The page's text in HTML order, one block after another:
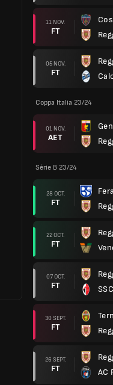
11 NOV.
FT
05 NOV.
FT
Coppa Italia 23/24
01 NOV.
AET
Série B 23/24
28 OCT.
FT
22 OCT.
FT
07 OCT.
FT
30 SEPT.
FT
26 SEPT.
FT
AC